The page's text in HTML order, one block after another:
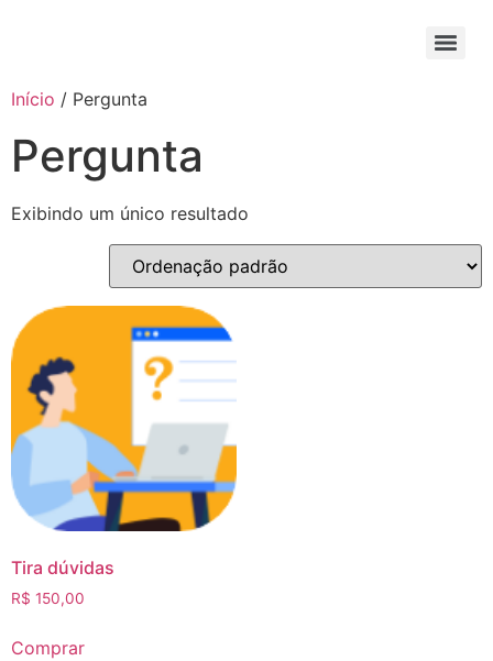
Início / Pergunta
Pergunta
Exibindo um único resultado
Tira dúvidas
R$ 150,00
Comprar